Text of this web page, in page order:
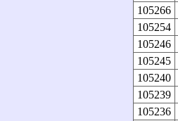
105266
105254
105246
105245
105240
105239
105236